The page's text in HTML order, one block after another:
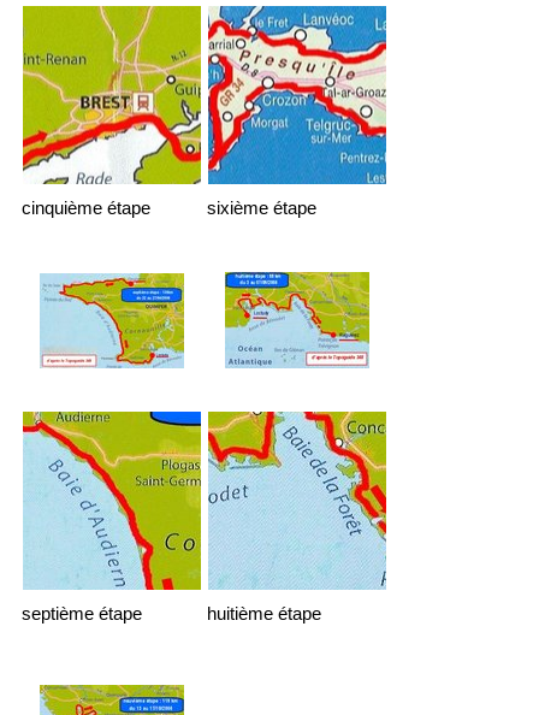
cinquième étape sixième étape
septième étape huitième étape